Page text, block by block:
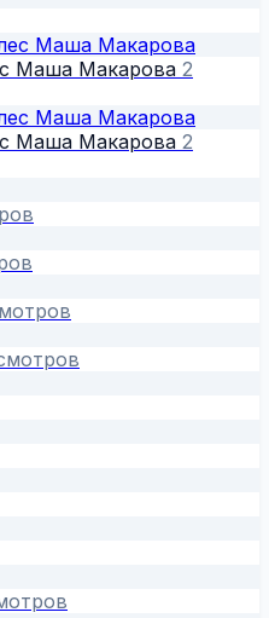
Маша Макарова 2
Маша Макарова 2